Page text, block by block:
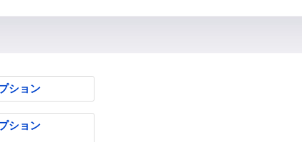
ション
ション